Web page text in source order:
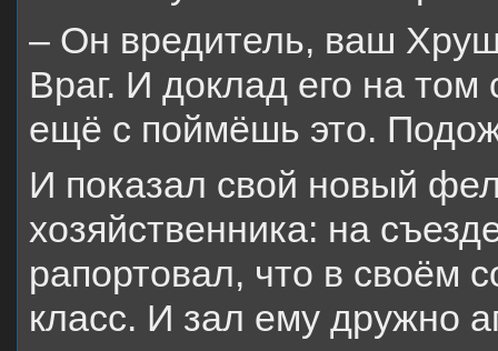
– Он вредитель, ваш
Враг. И доклад его на
ещё с поймёшь это.
И показал свой новый
хозяйственника: на
рапортовал, что в своём
класс. И зал ему дружно